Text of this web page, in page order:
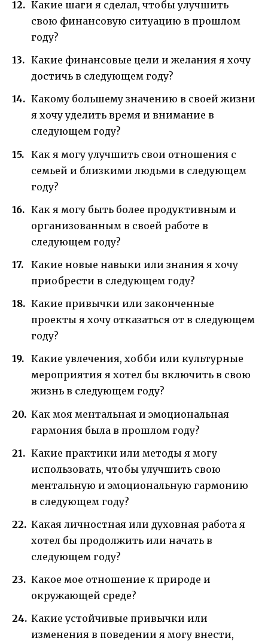
Какие шаги я сделал, чтобы улучшить
свою финансовую ситуацию в прошлом
году?
Какие финансовые цели и желания я хочу
достичь в следующем году?
Какому большему значению в своей жизни
я хочу уделить время и внимание в
следующем году?
Как я могу улучшить свои отношения с
семьей и близкими людьми в следующем
году?
Как я могу быть более продуктивным и
организованным в своей работе в
следующем году?
Какие новые навыки или знания я хочу
приобрести в следующем году?
Какие привычки или законченные
проекты я хочу отказаться от в следующем
году?
Какие увлечения, хобби или культурные
мероприятия я хотел бы включить в свою
жизнь в следующем году?
Как моя ментальная и эмоциональная
гармония была в прошлом году?
Какие практики или методы я могу
использовать, чтобы улучшить свою
ментальную и эмоциональную гармонию
в следующем году?
Какая личностная или духовная работа я
хотел бы продолжить или начать в
следующем году?
Какое мое отношение к природе и
окружающей среде?
Какие устойчивые привычки или
изменения в поведении я могу внести,